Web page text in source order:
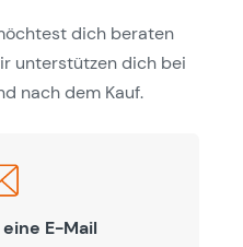
dich beraten
unterstützen dich bei
nach dem Kauf.
E-Mail